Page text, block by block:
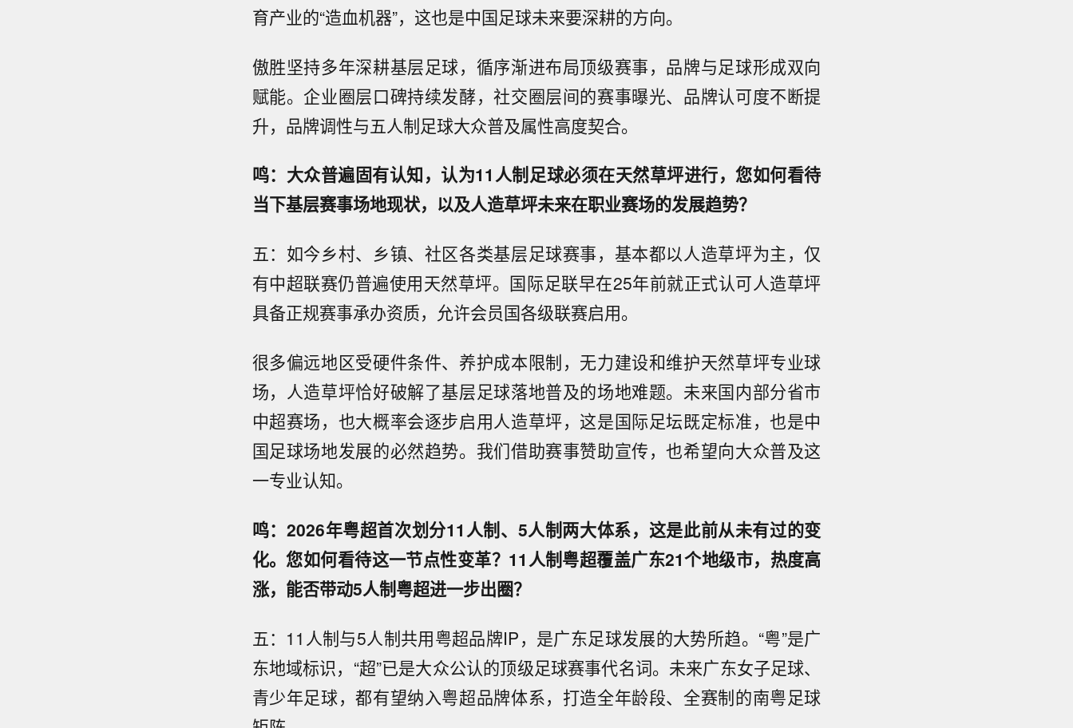
育产业的“造血机器”，这也是中国足球未来要深耕的方向。
傲胜坚持多年深耕基层足球，循序渐进布局顶级赛事，品牌与足球形成双向
赋能。企业圈层口碑持续发酵，社交圈层间的赛事曝光、品牌认可度不断提
升，品牌调性与五人制足球大众普及属性高度契合。
鸣：大众普遍固有认知，认为11人制足球必须在天然草坪进行，您如何看待
当下基层赛事场地现状，以及人造草坪未来在职业赛场的发展趋势？
五：如今乡村、乡镇、社区各类基层足球赛事，基本都以人造草坪为主，仅
有中超联赛仍普遍使用天然草坪。国际足联早在25年前就正式认可人造草坪
具备正规赛事承办资质，允许会员国各级联赛启用。
很多偏远地区受硬件条件、养护成本限制，无力建设和维护天然草坪专业球
场，人造草坪恰好破解了基层足球落地普及的场地难题。未来国内部分省市
中超赛场，也大概率会逐步启用人造草坪，这是国际足坛既定标准，也是中
国足球场地发展的必然趋势。我们借助赛事赞助宣传，也希望向大众普及这
一专业认知。
鸣：2026年粤超首次划分11人制、5人制两大体系，这是此前从未有过的变
化。您如何看待这一节点性变革？11人制粤超覆盖广东21个地级市，热度高
涨，能否带动5人制粤超进一步出圈？
五：11人制与5人制共用粤超品牌IP，是广东足球发展的大势所趋。“粤”是广
东地域标识，“超”已是大众公认的顶级足球赛事代名词。未来广东女子足球、
青少年足球，都有望纳入粤超品牌体系，打造全年龄段、全赛制的南粤足球